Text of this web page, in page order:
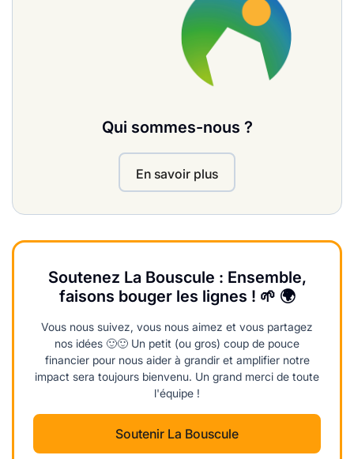
Qui sommes-nous ?
En savoir plus
Soutenez La Bouscule : Ensemble,
faisons bouger les lignes ! 🌱 🌍
Vous nous suivez, vous nous aimez et vous partagez
nos idées 🙂🙂 Un petit (ou gros) coup de pouce
financier pour nous aider à grandir et amplifier notre
impact sera toujours bienvenu. Un grand merci de toute
l'équipe !
Soutenir La Bouscule